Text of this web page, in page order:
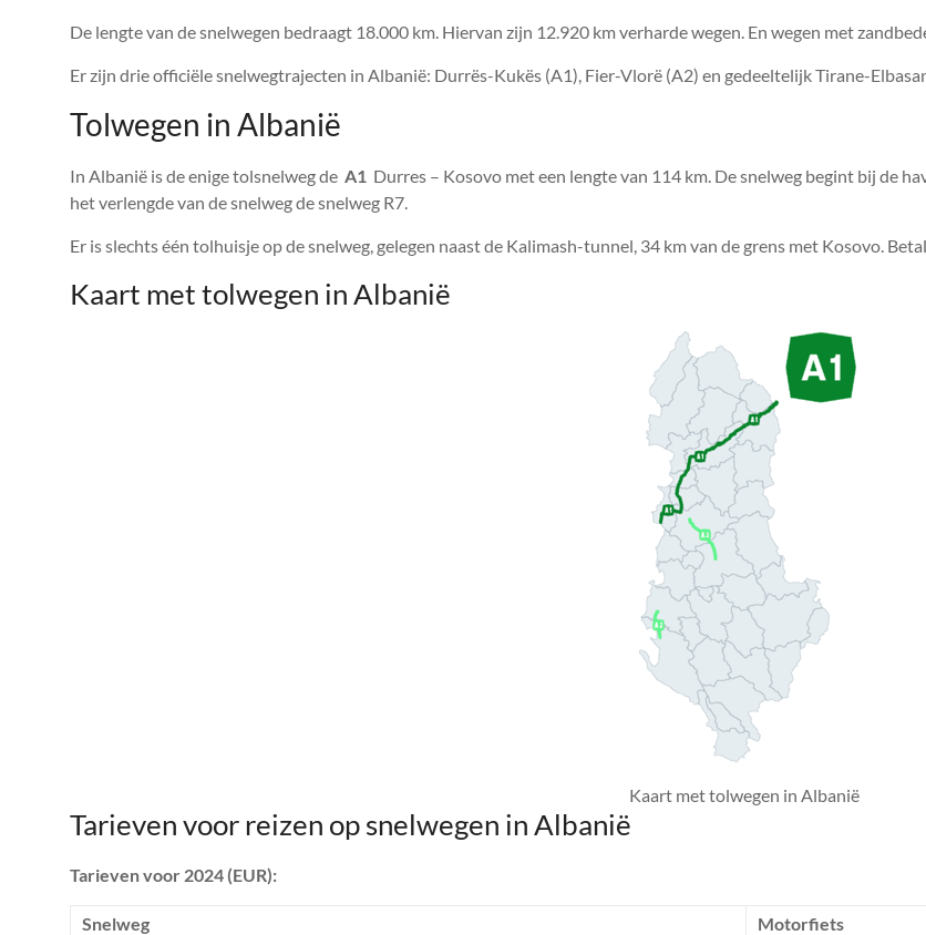
De lengte van de snelwegen bedraagt ​​18.000 km. Hiervan zijn 12.920 km verharde wegen. En wegen met
Er zijn drie officiële snelwegtrajecten in Albanië: Durrës-Kukës (A1), Fier-Vlorë (A2) en gedeeltelijk Tirane-
Tolwegen in Albanië
In Albanië is de enige tolsnelweg de A1 Durres – Kosovo met een lengte van 114 km. De snelweg begint bij de
het verlengde van de snelweg de snelweg R7.
Er is slechts één tolhuisje op de snelweg, gelegen naast de Kalimash-tunnel, 34 km van de grens met Kosovo.
Kaart met tolwegen in Albanië
Kaart met tolwegen in Albanië
Tarieven voor reizen op snelwegen in Albanië
Tarieven voor 2024 (EUR):
Snelweg Motorfiets